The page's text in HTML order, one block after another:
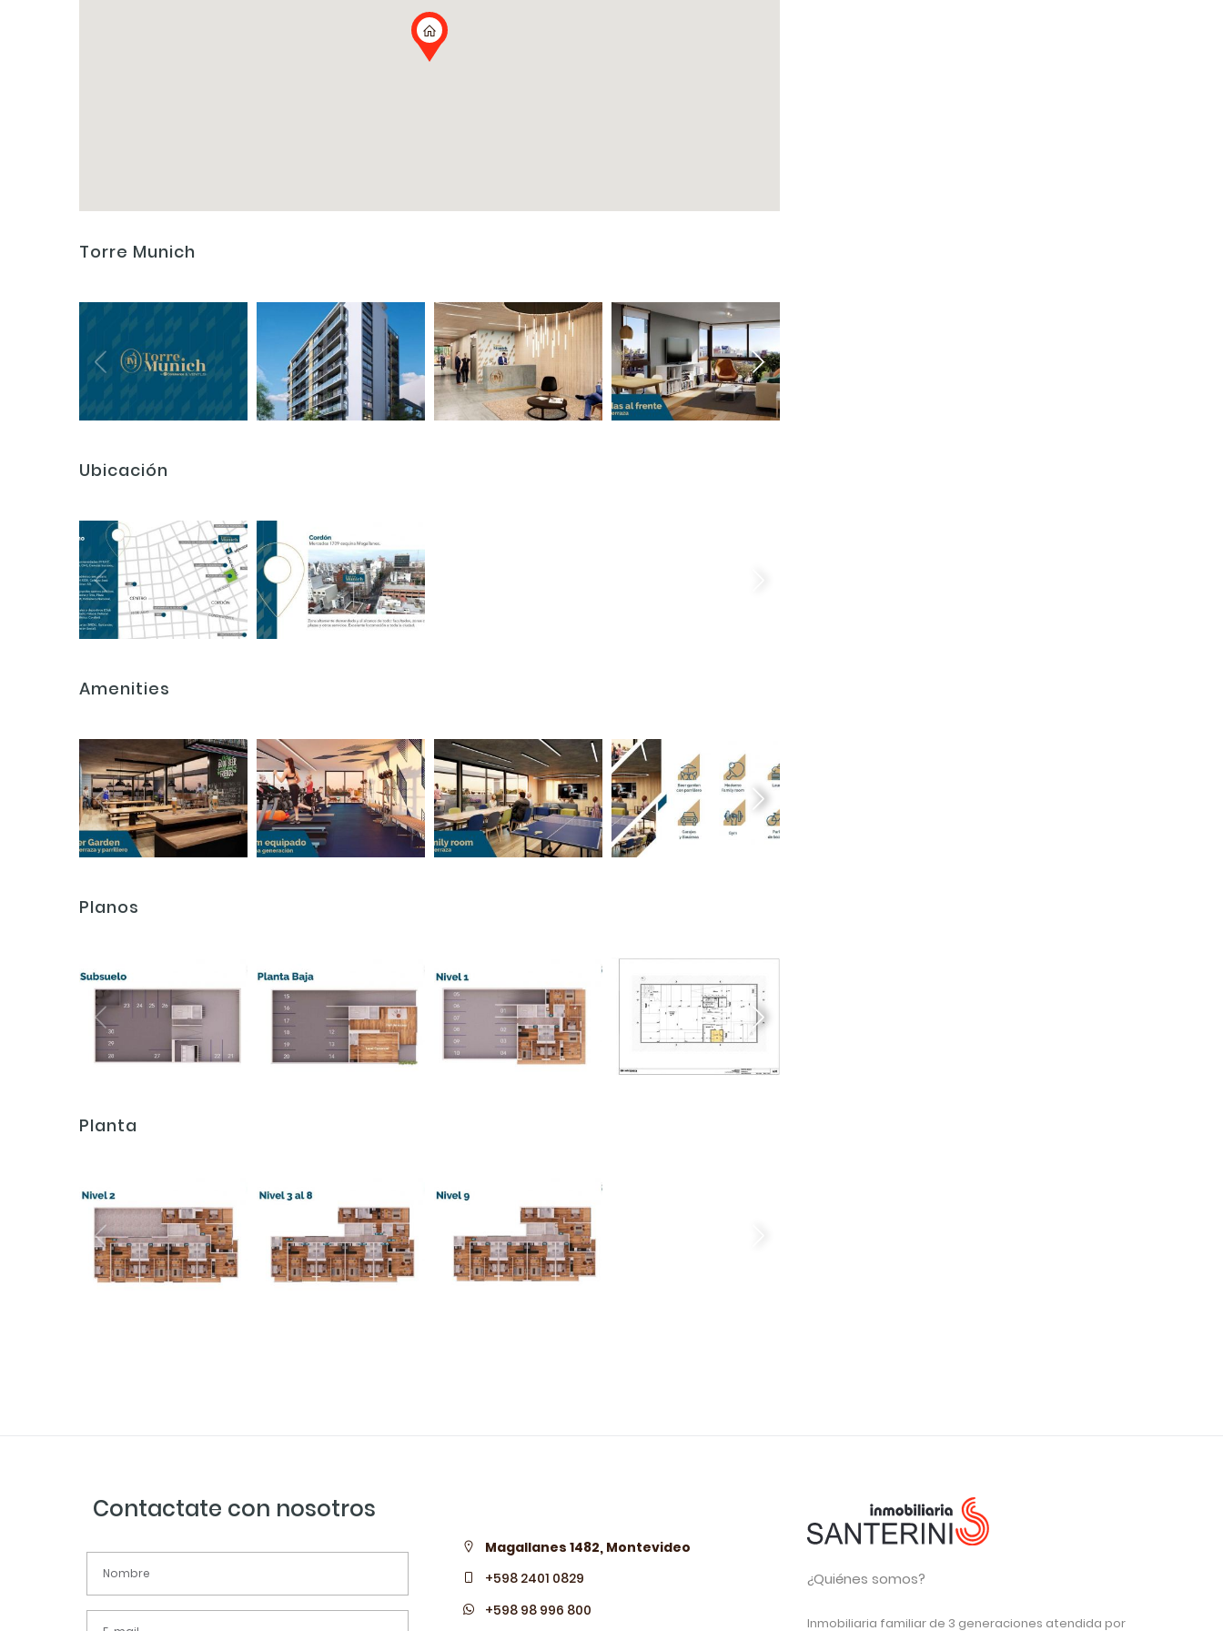
Torre Munich
Ubicación
Amenities
Planos
Planta
Contactate con nosotros
Magallanes 1482, Montevideo
+598 2401 0829
+598 98 996 800
¿Quiénes somos?
Inmobiliaria familiar de 3 generaciones atendida por